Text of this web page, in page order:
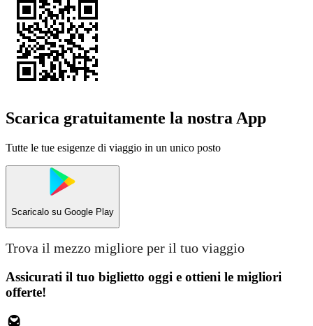
Scarica gratuitamente la nostra App
Tutte le tue esigenze di viaggio in un unico posto
Scaricalo su Google Play
Trova il mezzo migliore per il tuo viaggio
Assicurati il ​​tuo biglietto oggi e ottieni le migliori
offerte!